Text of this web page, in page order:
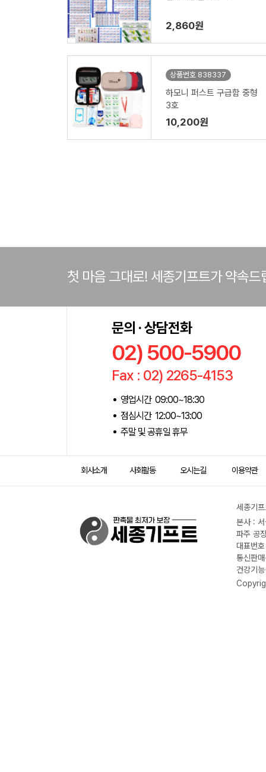
2,860원
상품번호 838337
하모니 퍼스트 구급함 중형
3호
10,200원
첫 마음 그대로! 세종기프트가 약속드
문의 · 상담전화
02) 500-5900
Fax : 02) 2265-4153
영업시간 09:00~18:30
점심시간 12:00~13:00
주말 및 공휴일 휴무
회사소개 사회활동 오시는길 이용약관
세종기
본사 :
파주 공
대표번
통신판
건강기